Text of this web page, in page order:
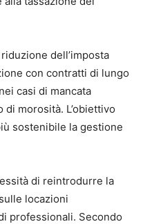
dell’imposta
con contratti di lungo
casi di mancata
morosità. L’obiettivo
sostenibile la gestione
di reintrodurre la
locazioni
professionali. Secondo